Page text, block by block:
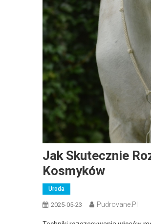
Jak Skutecznie
Kosmyków
Uroda
2025-05-23 Pudrovane.pl